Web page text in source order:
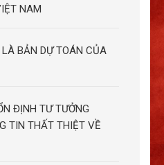
NAM
BẢN DỰ TOÁN CỦA
ĐỊNH TƯ TƯỞNG
TIN THẤT THIỆT VỀ